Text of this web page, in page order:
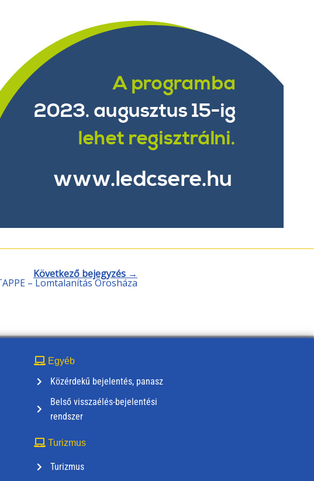
Következő bejegyzés →
– Lomtalanítás Orosháza
Egyéb
Közérdekű bejelentés, panasz
Belső visszaélés-bejelentési
rendszer
Turizmus
Turizmus